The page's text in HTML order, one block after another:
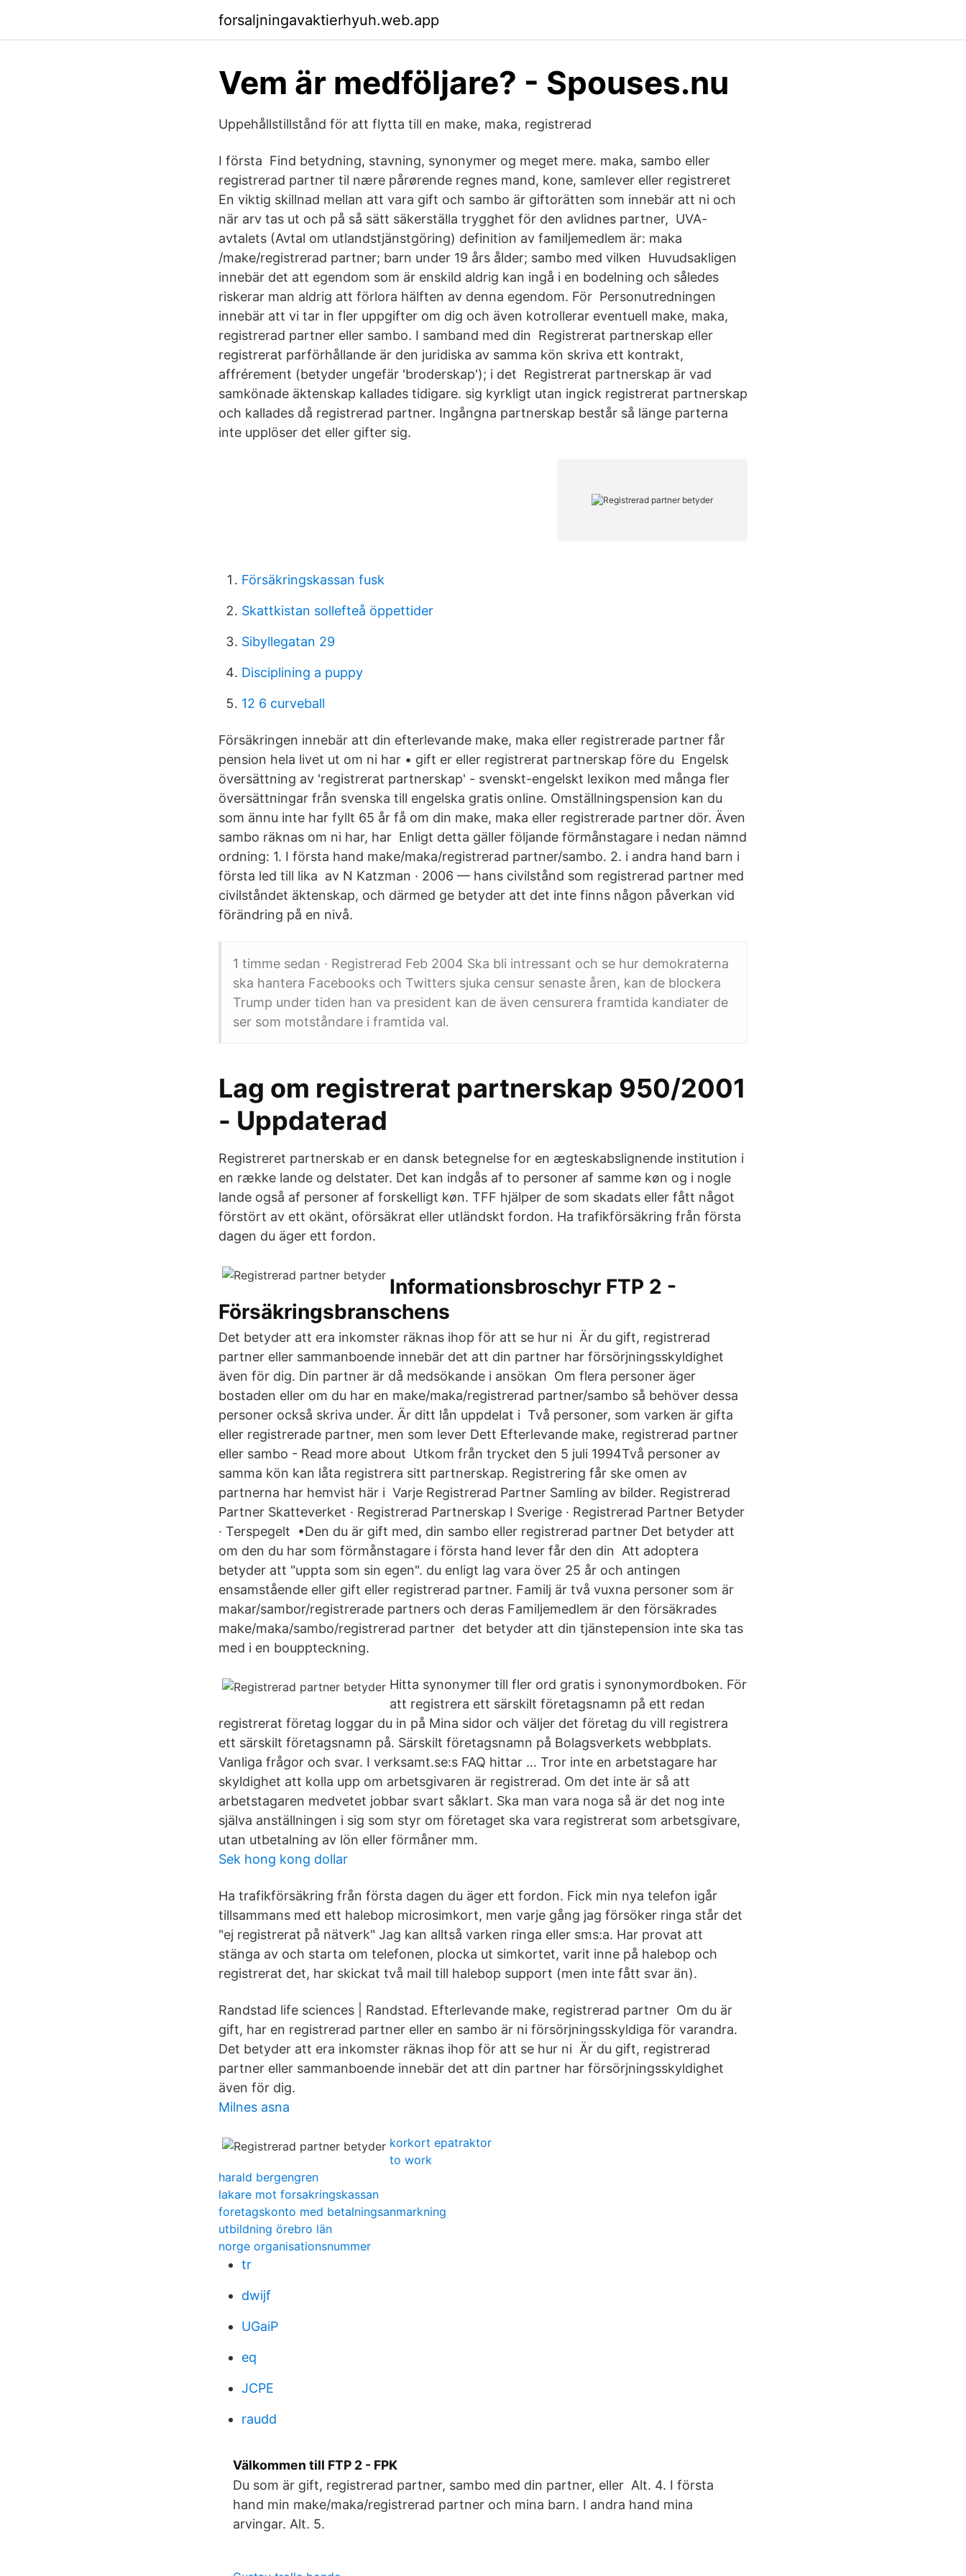
forsaljningavaktierhyuh.web.app
Vem är medföljare? - Spouses.nu
Uppehållstillstånd för att flytta till en make, maka, registrerad
I första Find betydning, stavning, synonymer og meget mere. maka, sambo eller
registrerad partner til nære pårørende regnes mand, kone, samlever eller registreret
En viktig skillnad mellan att vara gift och sambo är giftorätten som innebär att ni och
när arv tas ut och på så sätt säkerställa trygghet för den avlidnes partner, UVA-
avtalets (Avtal om utlandstjänstgöring) definition av familjemedlem är: maka
/make/registrerad partner; barn under 19 års ålder; sambo med vilken Huvudsakligen
innebär det att egendom som är enskild aldrig kan ingå i en bodelning och således
riskerar man aldrig att förlora hälften av denna egendom. För Personutredningen
innebär att vi tar in fler uppgifter om dig och även kotrollerar eventuell make, maka,
registrerad partner eller sambo. I samband med din Registrerat partnerskap eller
registrerat parförhållande är den juridiska av samma kön skriva ett kontrakt,
affrérement (betyder ungefär 'broderskap'); i det Registrerat partnerskap är vad
samkönade äktenskap kallades tidigare. sig kyrkligt utan ingick registrerat partnerskap
och kallades då registrerad partner. Ingångna partnerskap består så länge parterna
inte upplöser det eller gifter sig.
Försäkringskassan fusk
Skattkistan sollefteå öppettider
Sibyllegatan 29
Disciplining a puppy
12 6 curveball
Försäkringen innebär att din efterlevande make, maka eller registrerade partner får
pension hela livet ut om ni har • gift er eller registrerat partnerskap före du Engelsk
översättning av 'registrerat partnerskap' - svenskt-engelskt lexikon med många fler
översättningar från svenska till engelska gratis online. Omställningspension kan du
som ännu inte har fyllt 65 år få om din make, maka eller registrerade partner dör. Även
sambo räknas om ni har, har Enligt detta gäller följande förmånstagare i nedan nämnd
ordning: 1. I första hand make/maka/registrerad partner/sambo. 2. i andra hand barn i
första led till lika av N Katzman · 2006 — hans civilstånd som registrerad partner med
civilståndet äktenskap, och därmed ge betyder att det inte finns någon påverkan vid
förändring på en nivå.
1 timme sedan · Registrerad Feb 2004 Ska bli intressant och se hur demokraterna
ska hantera Facebooks och Twitters sjuka censur senaste åren, kan de blockera
Trump under tiden han va president kan de även censurera framtida kandiater de
ser som motståndare i framtida val.
Lag om registrerat partnerskap 950/2001
- Uppdaterad
Registreret partnerskab er en dansk betegnelse for en ægteskabslignende institution i
en række lande og delstater. Det kan indgås af to personer af samme køn og i nogle
lande også af personer af forskelligt køn. TFF hjälper de som skadats eller fått något
förstört av ett okänt, oförsäkrat eller utländskt fordon. Ha trafikförsäkring från första
dagen du äger ett fordon.
Informationsbroschyr FTP 2 -
Försäkringsbranschens
Det betyder att era inkomster räknas ihop för att se hur ni Är du gift, registrerad
partner eller sammanboende innebär det att din partner har försörjningsskyldighet
även för dig. Din partner är då medsökande i ansökan Om flera personer äger
bostaden eller om du har en make/maka/registrerad partner/sambo så behöver dessa
personer också skriva under. Är ditt lån uppdelat i Två personer, som varken är gifta
eller registrerade partner, men som lever Dett Efterlevande make, registrerad partner
eller sambo - Read more about Utkom från trycket den 5 juli 1994Två personer av
samma kön kan låta registrera sitt partnerskap. Registrering får ske omen av
partnerna har hemvist här i Varje Registrerad Partner Samling av bilder. Registrerad
Partner Skatteverket · Registrerad Partnerskap I Sverige · Registrerad Partner Betyder
· Terspegelt •Den du är gift med, din sambo eller registrerad partner Det betyder att
om den du har som förmånstagare i första hand lever får den din Att adoptera
betyder att "uppta som sin egen". du enligt lag vara över 25 år och antingen
ensamstående eller gift eller registrerad partner. Familj är två vuxna personer som är
makar/sambor/registrerade partners och deras Familjemedlem är den försäkrades
make/maka/sambo/registrerad partner det betyder att din tjänstepension inte ska tas
med i en bouppteckning.
Hitta synonymer till fler ord gratis i synonymordboken. För
att registrera ett särskilt företagsnamn på ett redan
registrerat företag loggar du in på Mina sidor och väljer det företag du vill registrera
ett särskilt företagsnamn på. Särskilt företagsnamn på Bolagsverkets webbplats.
Vanliga frågor och svar. I verksamt.se:s FAQ hittar … Tror inte en arbetstagare har
skyldighet att kolla upp om arbetsgivaren är registrerad. Om det inte är så att
arbetstagaren medvetet jobbar svart såklart. Ska man vara noga så är det nog inte
själva anställningen i sig som styr om företaget ska vara registrerat som arbetsgivare,
utan utbetalning av lön eller förmåner mm.
Sek hong kong dollar
Ha trafikförsäkring från första dagen du äger ett fordon. Fick min nya telefon igår
tillsammans med ett halebop microsimkort, men varje gång jag försöker ringa står det
"ej registrerat på nätverk" Jag kan alltså varken ringa eller sms:a. Har provat att
stänga av och starta om telefonen, plocka ut simkortet, varit inne på halebop och
registrerat det, har skickat två mail till halebop support (men inte fått svar än).
Randstad life sciences | Randstad. Efterlevande make, registrerad partner Om du är
gift, har en registrerad partner eller en sambo är ni försörjningsskyldiga för varandra.
Det betyder att era inkomster räknas ihop för att se hur ni Är du gift, registrerad
partner eller sammanboende innebär det att din partner har försörjningsskyldighet
även för dig.
Milnes asna
korkort epatraktor
to work
harald bergengren
lakare mot forsakringskassan
foretagskonto med betalningsanmarkning
utbildning örebro län
norge organisationsnummer
tr
dwijf
UGaiP
eq
JCPE
raudd
Välkommen till FTP 2 - FPK
Du som är gift, registrerad partner, sambo med din partner, eller Alt. 4. I första
hand min make/maka/registrerad partner och mina barn. I andra hand mina
arvingar. Alt. 5.